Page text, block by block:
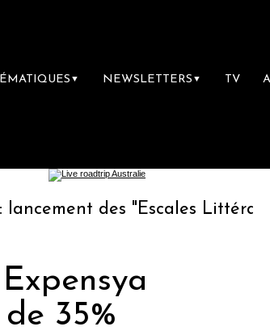
▼ NEWSLETTERS ▼ TV
des "Escales Littéraires", la
35%